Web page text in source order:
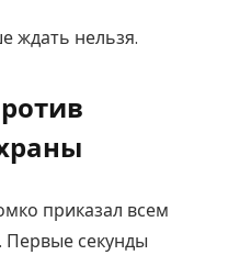
ждать нельзя.
приказал всем
секунды